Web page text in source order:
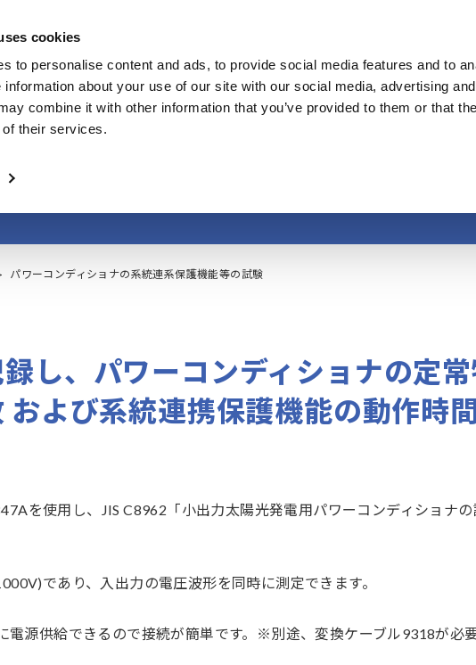
cookies
to personalise content and ads, to provide social media features and to
information about your use of our site with our social media, advertising
combine it with other information that you’ve provided to them or that
their services.
製品 業種・ソリューション 計測知識
ディショナの系統連系保
パワーコンディショナの系統連系保護機能等の試験
し、パワーコンディショナの定常
および系統連携保護機能の動作時
を使用し、JIS C8962「小出力太陽光発電用パワーコンディショナ
であり、入出力の電圧波形を同時に測定できます。
電源供給できるので接続が簡単です。※別途、変換ケーブル9318が必